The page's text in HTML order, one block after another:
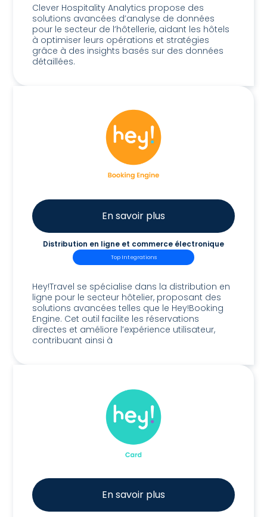
Clever Hospitality Analytics propose des
solutions avancées d’analyse de données
pour le secteur de l’hôtellerie, aidant les hôtels
à optimiser leurs opérations et stratégies
grâce à des insights basés sur des données
détaillées.
En savoir plus
Distribution en ligne et commerce électronique
Top Integrations
Hey!Travel se spécialise dans la distribution en
ligne pour le secteur hôtelier, proposant des
solutions avancées telles que le Hey!Booking
Engine. Cet outil facilite les réservations
directes et améliore l’expérience utilisateur,
contribuant ainsi à
En savoir plus